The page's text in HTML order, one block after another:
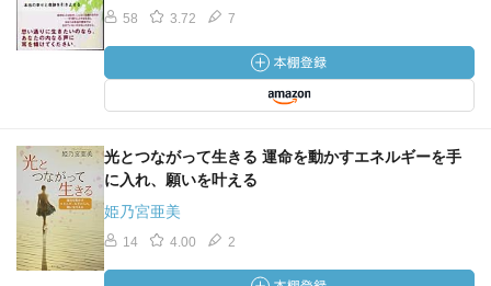
58 3.72 7
光とつながって生きる 運命を動かすエネルギーを手
に入れ、願いを叶える
姫乃宮亜美
14 4.00 2